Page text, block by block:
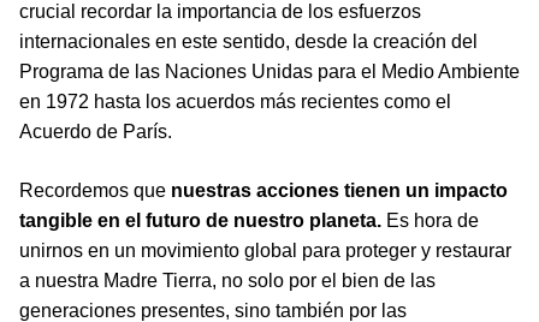
crucial recordar la importancia de los esfuerzos
internacionales en este sentido, desde la creación del
Programa de las Naciones Unidas para el Medio Ambiente
en 1972 hasta los acuerdos más recientes como el
Acuerdo de París.
Recordemos que nuestras acciones tienen un impacto
tangible en el futuro de nuestro planeta. Es hora de
unirnos en un movimiento global para proteger y restaurar
a nuestra Madre Tierra, no solo por el bien de las
generaciones presentes, sino también por las